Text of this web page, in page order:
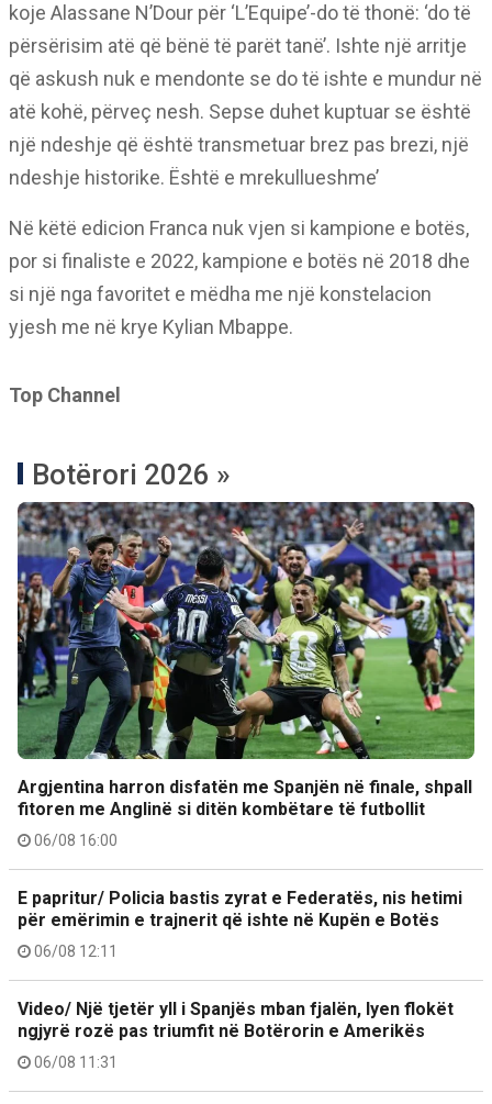
koje Alassane N’Dour për ‘L’Equipe’-do të thonë: ‘do të
përsërisim atë që bënë të parët tanë’. Ishte një arritje
që askush nuk e mendonte se do të ishte e mundur në
atë kohë, përveç nesh. Sepse duhet kuptuar se është
një ndeshje që është transmetuar brez pas brezi, një
ndeshje historike. Është e mrekullueshme’
Në këtë edicion Franca nuk vjen si kampione e botës,
por si finaliste e 2022, kampione e botës në 2018 dhe
si një nga favoritet e mëdha me një konstelacion
yjesh me në krye Kylian Mbappe.
Top Channel
Botërori 2026 »
Argjentina harron disfatën me Spanjën në finale, shpall
fitoren me Anglinë si ditën kombëtare të futbollit
06/08 16:00
E papritur/ Policia bastis zyrat e Federatës, nis hetimi
për emërimin e trajnerit që ishte në Kupën e Botës
06/08 12:11
Video/ Një tjetër yll i Spanjës mban fjalën, lyen flokët
ngjyrë rozë pas triumfit në Botërorin e Amerikës
06/08 11:31